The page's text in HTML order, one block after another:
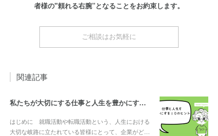
者様の"頼れる右腕”となることをお約束します。
ご相談はお気軽に
関連記事
私たちが大切にする仕事と人生を豊かにする10のヒント
はじめに 就職活動や転職活動という、人生における
大切な岐路に立たれている皆様にとって、企業がど…